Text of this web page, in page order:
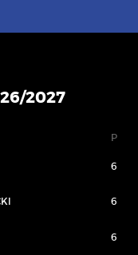
2027
P
6
6
6